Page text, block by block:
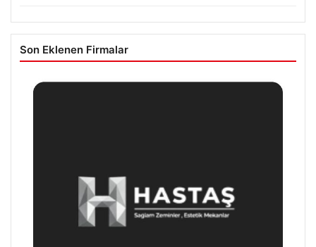
Son Eklenen Firmalar